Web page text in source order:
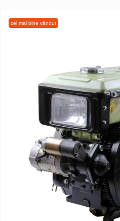
cel mai bine vândut